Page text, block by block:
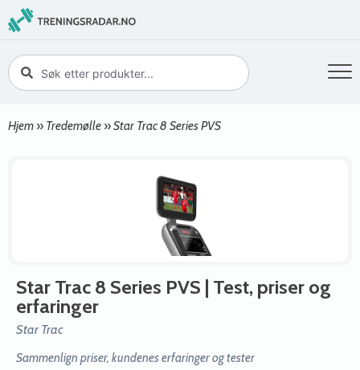
Hjem » Tredemølle »Star Trac 8 Series PVS
Star Trac 8 Series PVS | Test, priser og
erfaringer
Star Trac
Sammenlign priser, kundenes erfaringer og tester